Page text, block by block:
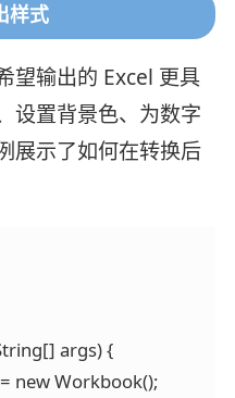
样式
望输出的 Excel 更具
设置背景色、为数字
展示了如何在转换后
args) {
= new Workbook();